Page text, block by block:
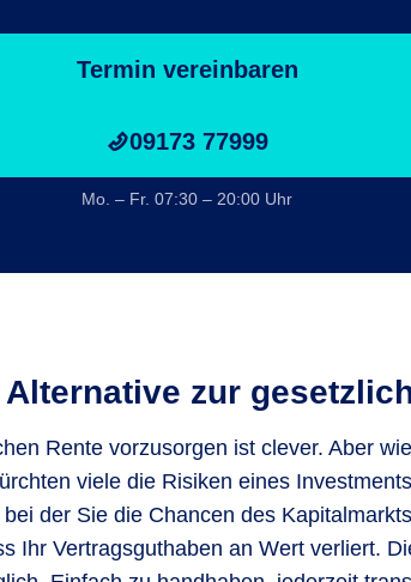
Termin vereinbaren
09173 77999
Mo. – Fr. 07:30 – 20:00 Uhr
zur
Rente vorzusorgen ist clever. Aber
viele die Risiken eines
der Sie die Chancen des
Ihr Vertragsguthaben an Wert verliert.